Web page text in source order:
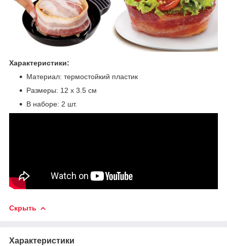
Характеристики:
Материал: термостойкий пластик
Размеры: 12 х 3.5 см
В наборе: 2 шт.
Скрыть
Характеристики